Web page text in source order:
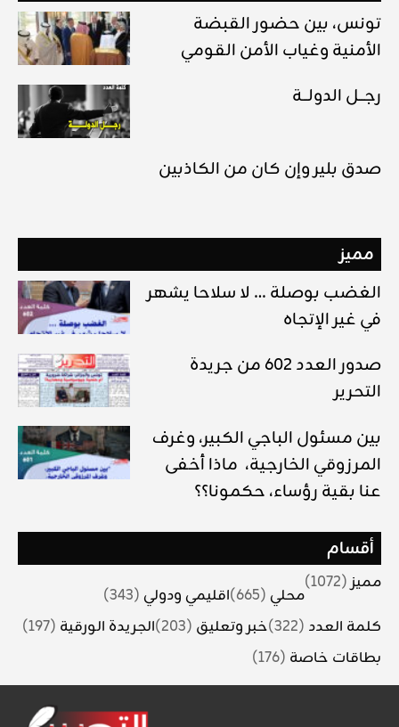
تونس، بين حضور القبضة
الأمنية وغياب الأمن القومي
رجـــل الدولـــة
صدق بلير وإن كان من الكاذبين
مميز
الغضب بوصلة … لا سلاحا يشهر
في غير الإتجاه
صدور العدد 602 من جريدة
التحرير
بين مسئول الباجي الكبير، وغرف
المرزوقي الخارجية، ماذا أخفى
عنا بقية رؤساء، حكمونا؟؟
أقسام
مميز(1072)
محلي (665) اقليمي ودولي (343)
كلمة العدد (322) خبر وتعليق (203) الجريدة الورقية (197)
بطاقات خاصة (176)